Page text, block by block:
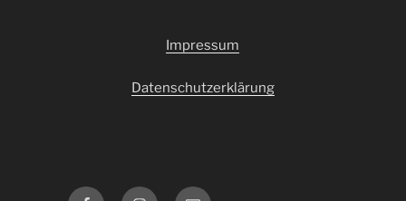
Impressum
Datenschutzerklärung
FacebookInstagram
E-